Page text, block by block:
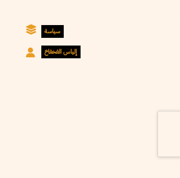
سياسة
إلياس الفخفاخ